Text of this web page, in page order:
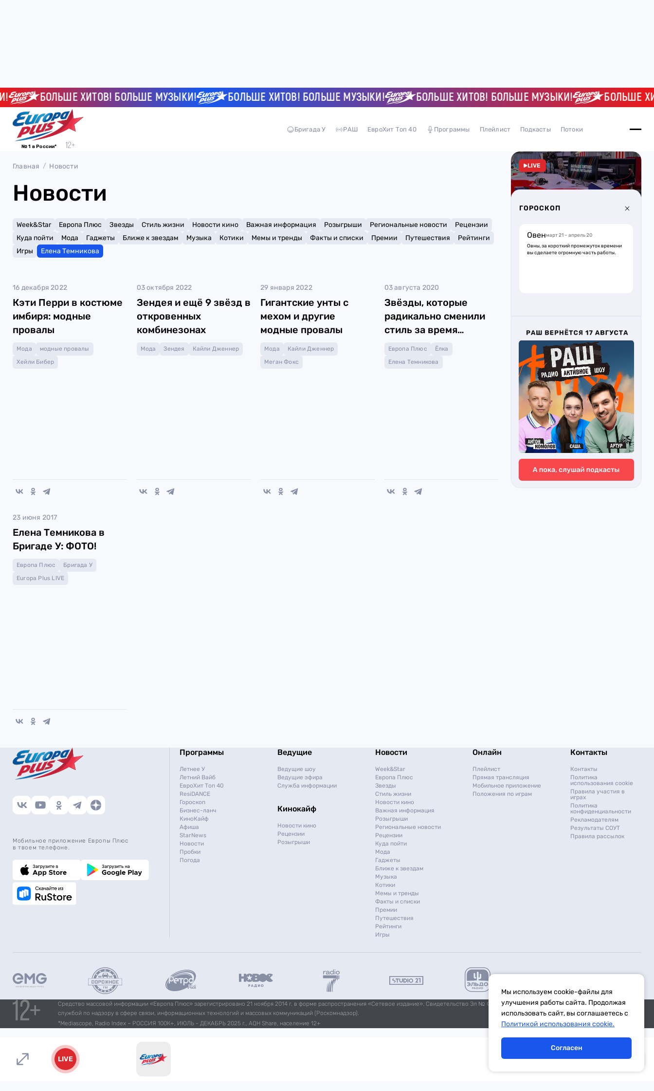
БОЛЬШЕ ХИТОВ! БОЛЬШЕ МУЗЫКИ! БОЛЬШЕ ХИТОВ! БОЛЬШЕ МУЗЫКИ! БОЛЬШЕ ХИТОВ! БОЛЬШЕ МУЗЫКИ! БОЛЬШЕ
№ 1 в России*
Бригада У РАШ ЕвроХит Топ 40 Программы Плейлист Подкасты Потоки
Главная Новости
Новости
Week&Star Европа Плюс Звезды Стиль жизни Новости кино Важная информация Розыгрыши Региональные новости
Рецензии
Куда пойти
Мода Гаджеты Ближе к звездам Музыка Котики Мемы и тренды Факты и списки Премии Путешествия
Рейтинги
Игры
Елена Темникова
16 декабря 2022
Кэти Перри в костюме
имбиря: модные
провалы
Мода
модные провалы
Хейли Бибер
03 октября 2022
Зендея и ещё 9 звёзд в
откровенных
комбинезонах
Мода Зендея Кайли Дженнер
29 января 2022
Гигантские унты с
мехом и другие
модные провалы
Мода
Кайли Дженнер
Меган Фокс
03 августа 2020
Звёзды, которые
радикально сменили
стиль за время
карьеры
Европа Плюс
Ёлка
Елена Темникова
23 июня 2017
Елена Темникова в
Бригаде У: ФОТО!
Европа Плюс
Бригада У
Europa Plus LIVE
LIVE
ГОРОСКОП
Овенмарт 21 – апрель 20
Овны, за короткий промежуток времени
вы сделаете огромную часть работы.
Мобильное приложение Европы Плюс
в твоем телефоне.
Программы
Летнее У
Летний Вайб
ЕвроХит Топ 40
ResiDANCE
Гороскоп
Бизнес-ланч
КиноКайф
Афиша
StarNews
Новости
Пробки
Погода
Ведущие
Ведущие шоу
Ведущие эфира
Служба информации
Кинокайф
Новости кино
Рецензии
Розыгрыши
Новости
Week&Star
Европа Плюс
Звезды
Стиль жизни
Новости кино
Важная информация
Розыгрыши
Региональные новости
Рецензии
Куда пойти
Мода
Гаджеты
Ближе к звездам
Музыка
Котики
Мемы и тренды
Факты и списки
Премии
Путешествия
Рейтинги
Игры
Онлайн
Плейлист
Прямая трансляция
Мобильное приложение
Положения по играм
Контакты
Контакты
Политика
использования cookie
Правила участия в
играх
Политика
конфиденциальности
Рекламодателям
Результаты СОУТ
Правила рассылок
Средство массовой информации «Европа Плюс» зарегистрировано 21 ноября 2014 г. в форме распространения «Сетевое издание». Свидетельство Эл № ФС77-59972 от 21.11.2014 выдано Федеральной
службой по надзору в сфере связи, информационных технологий и массовых коммуникаций (Роскомнадзор).
*Mediascope, Radio Index – РОССИЯ 100К+, ИЮЛЬ - ДЕКАБРЬ 2025 г., AQH Share, население 12+
LIVE
Мы используем cookie-файлы для
улучшения работы сайта. Продолжая
использовать сайт, вы соглашаетесь с
Политикой использования cookie.
Согласен